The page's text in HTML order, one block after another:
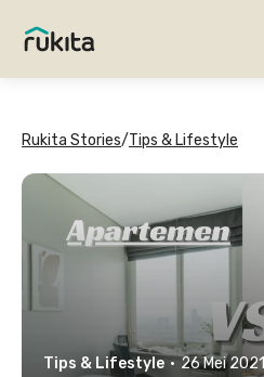
Rukita Stories/Tips & Lifestyle
Tips & Lifestyle · 26 Mei 2021